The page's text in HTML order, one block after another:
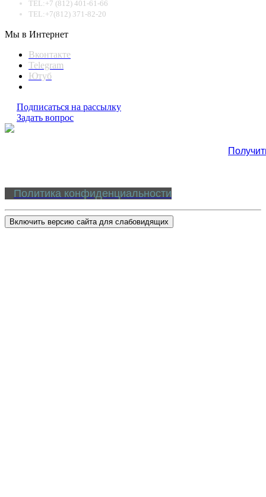
TEL:+7 (812) 401-61-66
TEL:+7(812) 371-82-20
Мы в Интернет
Вконтакте
Telegram
Ютуб
Подписаться на рассылку
Задать вопрос
Политика конфиденциальности
Включить версию сайта для слабовидящих